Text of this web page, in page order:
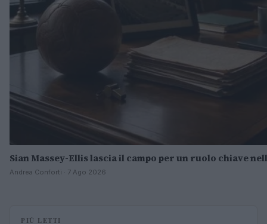
Sian Massey-Ellis lascia il campo per un ruolo chiave
Andrea Conforti · 7 Ago 2026
PIÙ LETTI